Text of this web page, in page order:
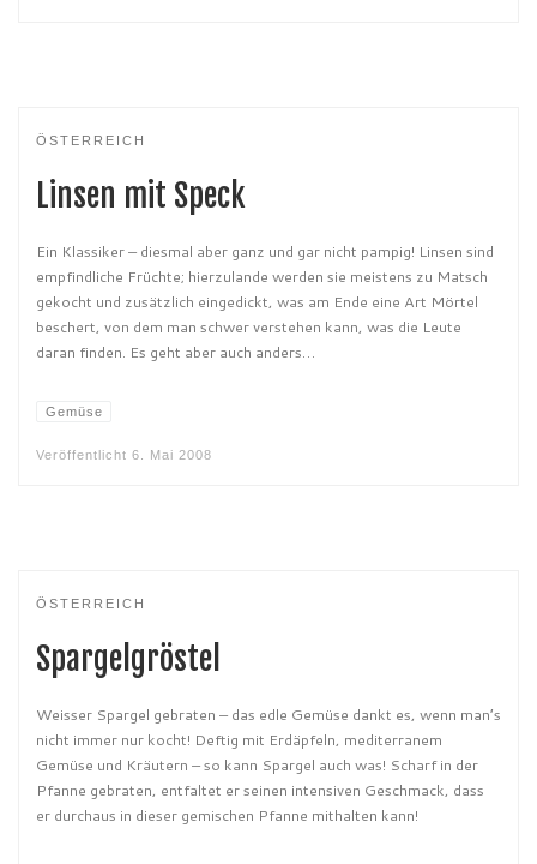
ÖSTERREICH
Linsen mit Speck
Ein Klassiker – diesmal aber ganz und gar nicht pampig! Linsen sind
empfindliche Früchte; hierzulande werden sie meistens zu Matsch
gekocht und zusätzlich eingedickt, was am Ende eine Art Mörtel
beschert, von dem man schwer verstehen kann, was die Leute
daran finden. Es geht aber auch anders…
Gemüse
Veröffentlicht 6. Mai 2008
ÖSTERREICH
Spargelgröstel
Weisser Spargel gebraten – das edle Gemüse dankt es, wenn man’s
nicht immer nur kocht! Deftig mit Erdäpfeln, mediterranem
Gemüse und Kräutern – so kann Spargel auch was! Scharf in der
Pfanne gebraten, entfaltet er seinen intensiven Geschmack, dass
er durchaus in dieser gemischen Pfanne mithalten kann!